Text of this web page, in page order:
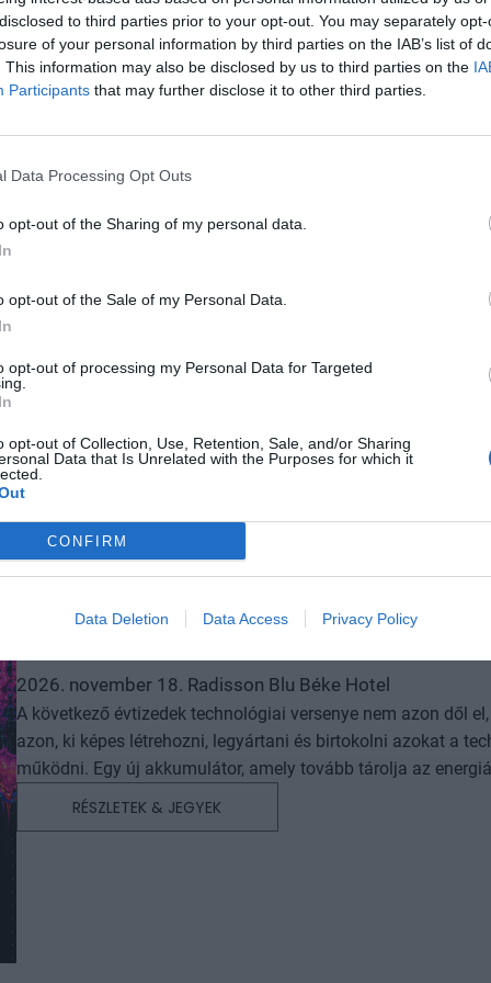
to third parties prior to your opt-out. You may separately
of your personal information by third parties on the IAB’s list of
This information may also be disclosed by us to third parties on the
Participants that may further disclose it to other third parties.
Data Processing Opt Outs
opt-out of the Sharing of my personal data.
opt-out of the Sale of my Personal Data.
opt-out of processing my Personal Data for Targeted
opt-out of Collection, Use, Retention, Sale, and/or Sharing
Data that Is Unrelated with the Purposes for which it
CONFIRM
Data Deletion Data Access Privacy Policy
finanszírozási és egyéb szolgáltatók – számára. A konferencia a tartalmas programkínálaton túl alkalmat teremt
a szakmai kapcsolatépítésre, a networkingre és az üzleti
kerekasztal-beszélgetések mellett pedig szórakoztató
kikapcsolódásához. A Portfolio Csoport az Agrárszektor Konferencián adja át tizenegy kategóriában azokat az évente
szolgálnak. A díjakat az agrárium legmeghatározóbb
benyújtott pályázatai alapján.
Elképesztő ütemben digitalizálódik az életünk és ezzel
megszűnnek, a fiókokba, személyes ügyintézésre csak a
órában kommunikálunk, ügyeket intézünk. Ám most a
feje tetejére állítja az AI-forradalom, és az agentic AI trend.
elképzelhetetlen sebességet és rendkívüli hatékonyságbeli
megnyert munkaórákkal és a megspórolt munkaerővel? A
válaszokat keresünk és adunk!
RÉSZLETEK & JEGYEK
DEEP TECH 2026
2026. november 18. Radisson Blu Béke Hotel
A következő évtizedek technológiai versenye nem azon dől
azon, ki képes létrehozni, legyártani és birtokolni azokat a
működni. Egy új akkumulátor, amely tovább tárolja az energiát. Egy anyag, amely könnyebb, erősebb vagy olcsóbban
előállítható a korábbiaknál. Egy gyógyszer vagy
mérnöki felismerésből piacképes vállalat, majd exportképes
RÉSZLETEK & JEGYEK